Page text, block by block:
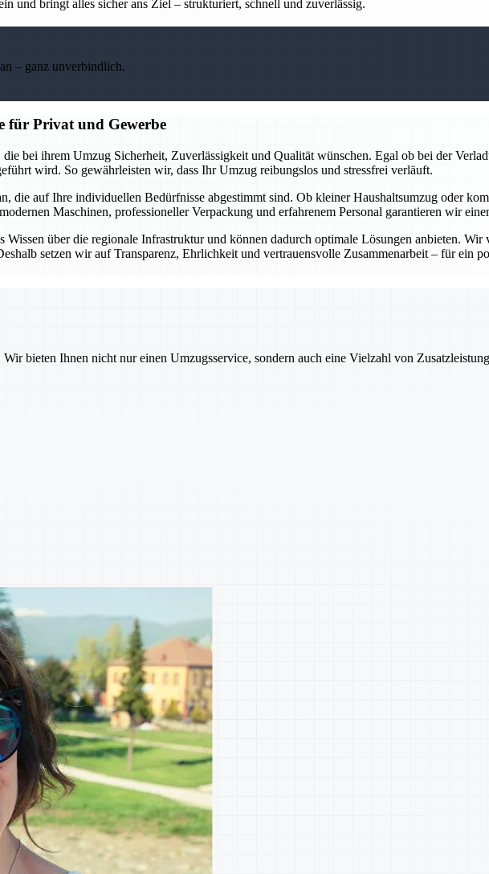
und bringt alles sicher ans Ziel – strukturiert, schnell und zuverlässig.
– ganz unverbindlich.
für Privat und Gewerbe
bei ihrem Umzug Sicherheit, Zuverlässigkeit und Qualität wünschen. Egal ob bei der
wird. So gewährleisten wir, dass Ihr Umzug reibungslos und stressfrei verläuft.
die auf Ihre individuellen Bedürfnisse abgestimmt sind. Ob kleiner Haushaltsumzug oder
Maschinen, professioneller Verpackung und erfahrenem Personal garantieren wir
über die regionale Infrastruktur und können dadurch optimale Lösungen anbieten. Wir
setzen wir auf Transparenz, Ehrlichkeit und vertrauensvolle Zusammenarbeit – für ein
bieten Ihnen nicht nur einen Umzugsservice, sondern auch eine Vielzahl von